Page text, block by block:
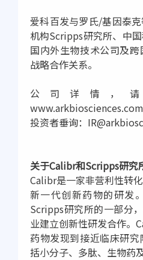
爱科百发与罗氏/基因泰
机构Scripps研究所、中国
国内外生物技术公司及
战略合作关系。
公司详情，
www.arkbiosciences.com
投资者垂询：
关于Calibr和Scripps研究
Calibr是一家非营利性转
新一代创新药物的研发
Scripps研究所的一部分
业建立创新性研发合作。
药物发现到接近临床研
括小分子、多肽、生物药